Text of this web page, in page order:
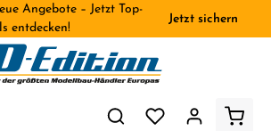
Angebote – Jetzt Top-
entdecken!
Jetzt sichern